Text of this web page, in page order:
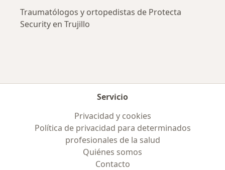
Traumatólogos y ortopedistas de Protecta
Security en Trujillo
Servicio
Privacidad y cookies
Política de privacidad para determinados
profesionales de la salud
Quiénes somos
Contacto